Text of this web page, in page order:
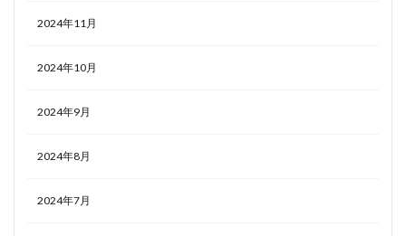
2024年11月
2024年10月
2024年9月
2024年8月
2024年7月